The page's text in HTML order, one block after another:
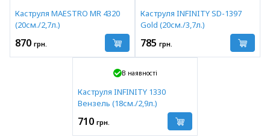
Каструля MAESTRO MR 4320
(20см./2,7л.)
870 грн.
Каструля INFINITY SD-1397
Gold (20см./3,7л.)
785 грн.
В наявності
Каструля INFINITY 1330
Вензель (18см./2,9л.)
710 грн.